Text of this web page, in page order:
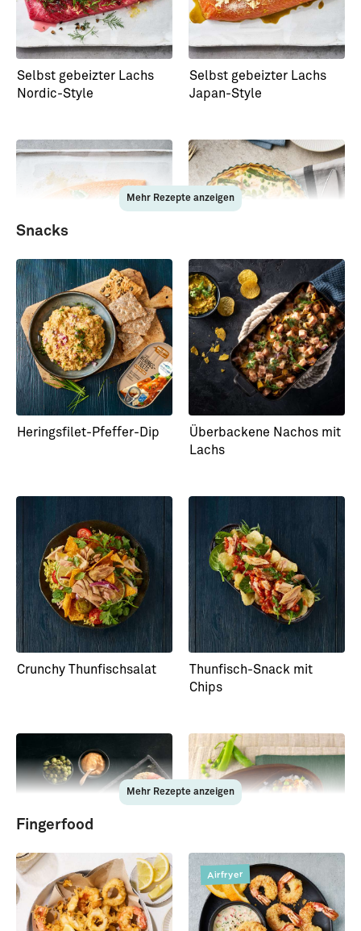
Selbst gebeizter Lachs
Nordic-Style
Selbst gebeizter Lachs
Japan-Style
Selbst gebeizter Lachs
Mojito-Style
Lachs Quiche mit Spargel
Mehr Rezepte anzeigen
Snacks
Heringsfilet-Pfeffer-Dip
Überbackene Nachos mit
Lachs
Crunchy Thunfischsalat
Thunfisch-Snack mit
Chips
Sushi-Donuts
Lachs-Tataki auf
Algensalat
Mehr Rezepte anzeigen
Fingerfood
Airfryer